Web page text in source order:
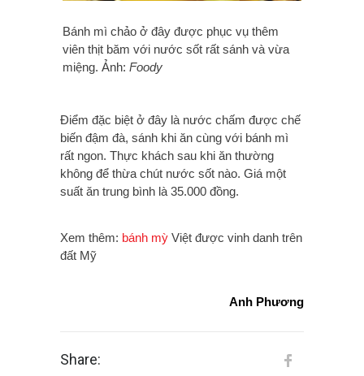
Bánh mì chảo ở đây được phục vụ thêm
viên thịt băm với nước sốt rất sánh và vừa
miệng. Ảnh: Foody
Điểm đặc biệt ở đây là nước chấm được chế
biến đậm đà, sánh khi ăn cùng với bánh mì
rất ngon. Thực khách sau khi ăn thường
không để thừa chút nước sốt nào. Giá một
suất ăn trung bình là 35.000 đồng.
Xem thêm: bánh mỳ Việt được vinh danh trên
đất Mỹ
Anh Phương
Share: